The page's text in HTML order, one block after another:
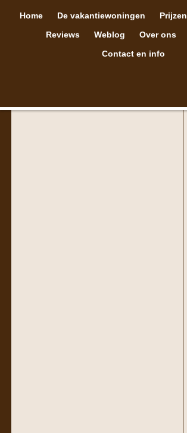
Home De vakantiewoningen Prijzen
Reviews
Weblog Over ons
Contact en info